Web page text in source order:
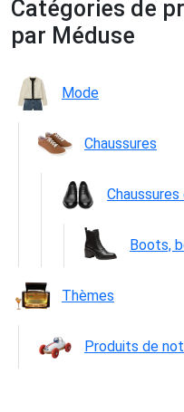
Catégories de
par Méduse
Mode
Chaussures
Boots,
Thèmes
Produits de